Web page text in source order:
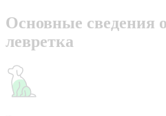
Основные сведения
левретка